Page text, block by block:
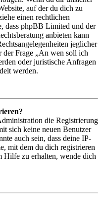
auf der du dich zu
einen rechtlichen
dass phpBB Limited und der
anbieten kann
jeglicher
der Frage „An wen soll ich
oder juristische Anfragen
werden.
die Registrierung
sich keine neuen Benutzer
auch sein, dass deine IP-
mit dem du dich registrieren
Hilfe zu erhalten, wende dich